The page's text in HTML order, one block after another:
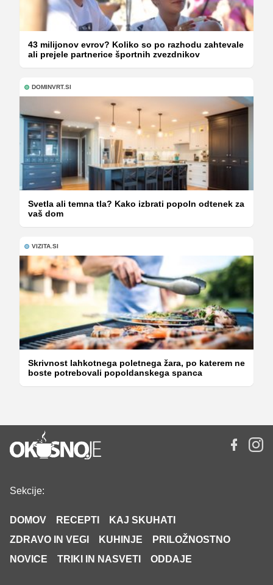
43 milijonov evrov? Koliko so po razhodu zahtevale
ali prejele partnerice športnih zvezdnikov
DOMINVRT.SI
Svetla ali temna tla? Kako izbrati popoln odtenek za
vaš dom
VIZITA.SI
Skrivnost lahkotnega poletnega žara, po katerem ne
boste potrebovali popoldanskega spanca
Sekcije:
DOMOV RECEPTI
KAJ SKUHATI
ZDRAVO IN VEGI
KUHINJE
PRILOŽNOSTNO
NOVICE
TRIKI IN NASVETI ODDAJE